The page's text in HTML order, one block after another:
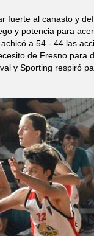
fuerte al canasto y
y potencia para
a 54 - 44 las
de Fresno para
y Sporting respiró